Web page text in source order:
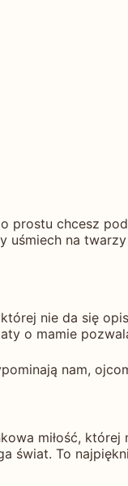
prostu chcesz
uśmiech na
nie da się
o mamie
nam,
miłość, której
To